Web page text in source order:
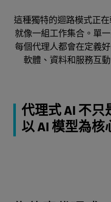
這種獨特的迴路模式正
就像一組工作集合。單
每個代理人都會在定義
軟體、資料和服務互
代理式 AI 不只
以 AI 模型為核